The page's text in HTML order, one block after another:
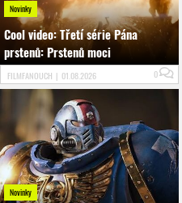
Novinky
Cool video: Třetí série Pána
prstenů: Prstenů moci
FILMFANOUCH | 01.08.2026 0
Novinky